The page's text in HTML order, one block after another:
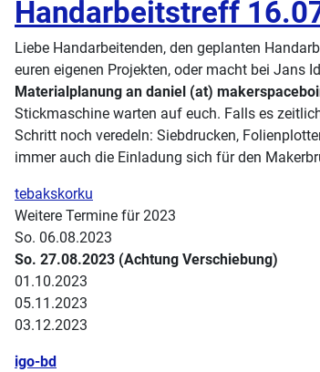
Handarbeitstreff
Liebe Handarbeitenden, den geplanten
euren eigenen Projekten, oder macht bei Jans
Materialplanung an daniel (at)
Stickmaschine warten auf euch. Falls es
Schritt noch veredeln: Siebdrucken,
immer auch die Einladung sich für den
tebakskorku
Weitere Termine für 2023
So. 06.08.2023
So. 27.08.2023 (Achtung Verschiebung)
01.10.2023
05.11.2023
03.12.2023
Details
igo-bd